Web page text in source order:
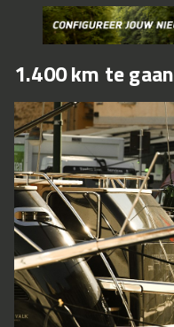
1.400 km te gaan